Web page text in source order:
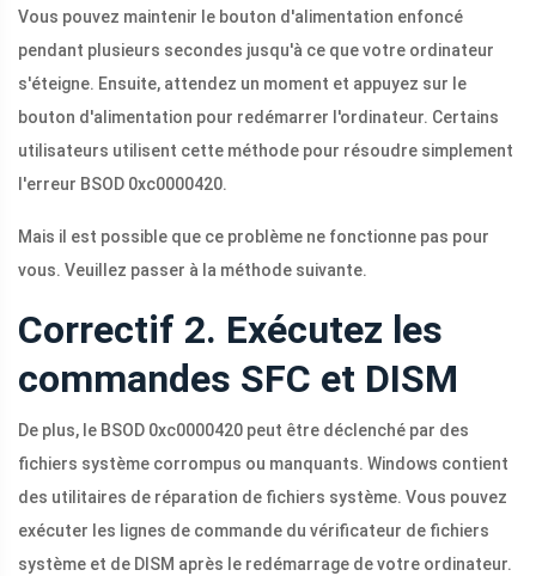
Vous pouvez maintenir le bouton d'alimentation enfoncé
pendant plusieurs secondes jusqu'à ce que votre ordinateur
s'éteigne. Ensuite, attendez un moment et appuyez sur le
bouton d'alimentation pour redémarrer l'ordinateur. Certains
utilisateurs utilisent cette méthode pour résoudre simplement
l'erreur BSOD 0xc0000420.
Mais il est possible que ce problème ne fonctionne pas pour
vous. Veuillez passer à la méthode suivante.
Correctif 2. Exécutez les
commandes SFC et DISM
De plus, le BSOD 0xc0000420 peut être déclenché par des
fichiers système corrompus ou manquants. Windows contient
des utilitaires de réparation de fichiers système. Vous pouvez
exécuter les lignes de commande du vérificateur de fichiers
système et de DISM après le redémarrage de votre ordinateur.